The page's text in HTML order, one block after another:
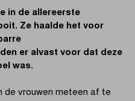
in de allereerste
Ze haalde het voor
er alvast voor dat deze
was.
de vrouwen meteen af te